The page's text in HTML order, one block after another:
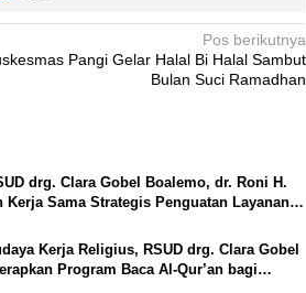
Pos berikutnya
Pangi Gelar Halal Bi Halal Sambut
Bulan Suci Ramadhan
drg. Clara Gobel Boalemo, dr. Roni H.
Kerja Sama Strategis Penguatan Layanan
Kerja Religius, RSUD drg. Clara Gobel
Program Baca Al-Qur’an bagi